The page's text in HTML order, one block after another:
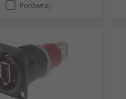
Porównaj